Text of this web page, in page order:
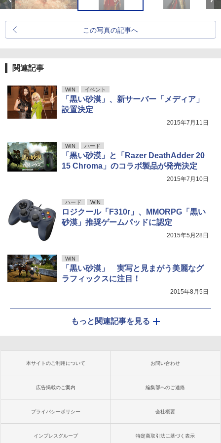
この写真の記事へ
関連記事
WIN イベント
「黒い砂漠」、新サーバー「メディア」
設置決定
2015年7月11日
WIN ハード
「黒い砂漠」と「Razer DeathAdder 20
15 Chroma」のコラボ製品が発売決定
2015年7月10日
ハード WIN
ロジクール「F310r」、MMORPG「黒い
砂漠」推奨ゲームパッドに認定
2015年5月28日
WIN
「黒い砂漠」 実写と見まがう美麗なグ
ラフィックスに注目！
2015年8月5日
もっと関連記事を見る
本サイトのご利用について お問い合わせ
広告掲載のご案内 編集部へのご連絡
プライバシーポリシー 会社概要
インプレスグループ 特定商取引法に基づく表示